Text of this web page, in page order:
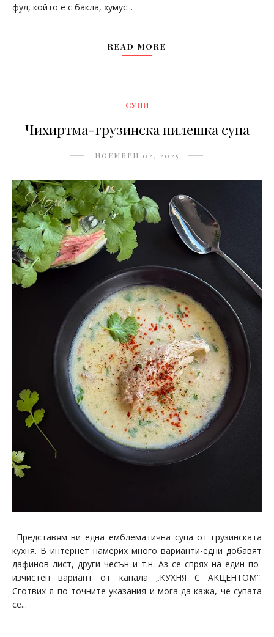
фул, който е с бакла, хумус...
READ MORE
СУПИ
Чихиртма-грузинска пилешка супа
НОЕМВРИ 02, 2025
Представям ви една емблематична супа от грузинската
кухня. В интернет намерих много варианти-едни добавят
дафинов лист, други чесън и т.н. Аз се спрях на един по-
изчистен вариант от канала „КУХНЯ С АКЦЕНТОМ“.
Сготвих я по точните указания и мога да кажа, че супата
се...